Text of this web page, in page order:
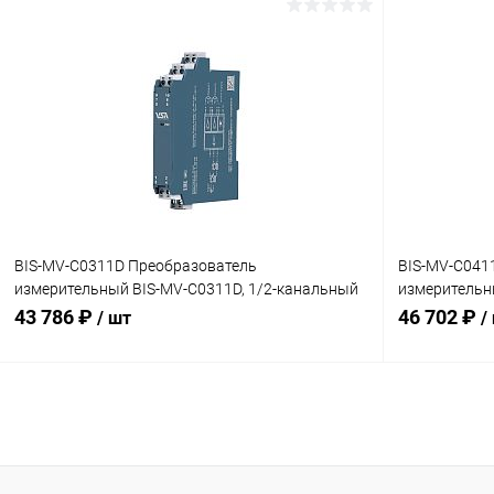
Сравнение
Под заказ
BIS-MV-C0311D Преобразователь
измерительный BIS-MV-C0311D, 1/2-канальный
(0…100 мВ)
43 786 ₽ / шт
Купить в 1 клик Сравнение
BIS-MV-
канальный
46 702 ₽ /
Купить в 1